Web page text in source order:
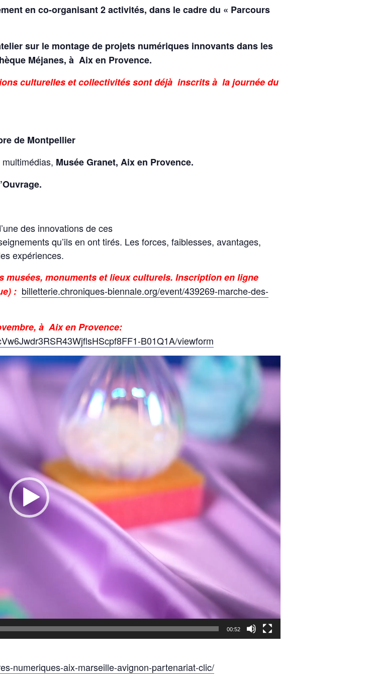
en co-organisant 2 activités, dans le cadre du « Parcours
sur le montage de projets numériques innovants dans les
Méjanes, à Aix en Provence.
culturelles et collectivités sont déjà inscrits à la journée du
de Montpellier
Musée Granet, Aix en Provence.
des innovations de ces
qu’ils en ont tirés. Les forces, faiblesses, avantages,
expériences.
monuments et lieux culturels. Inscription en ligne
: billetterie.chroniques-biennale.org/event/439269-marche-des-
à Aix en Provence:
B01Q1A/viewform
00:52
numeriques-aix-marseille-avignon-partenariat-clic/